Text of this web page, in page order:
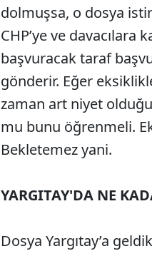
dolmuşsa, o dosya
CHP’ye ve davacılara
başvuracak taraf
gönderir. Eğer
zaman art niyet
mu bunu öğrenmeli.
Bekletemez yani.
YARGITAY'DA NE
Dosya Yargıtay’a